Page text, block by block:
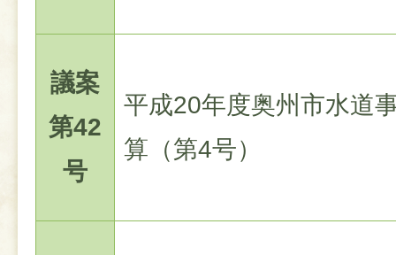
議案
第42
号
平成20年度奥州市水道
算（第4号）